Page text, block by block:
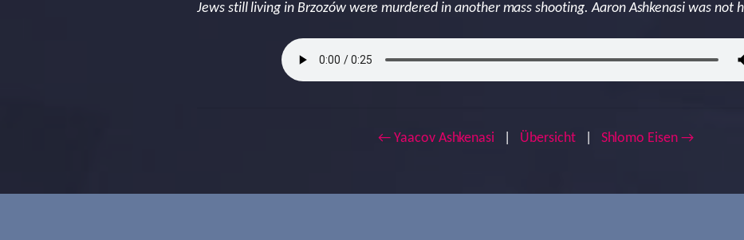
Jews still living in Brzozów were murdered in another mass shooting. Aaron Ashkenasi was not
← Yaacov Ashkenasi Übersicht Shlomo Eisen →